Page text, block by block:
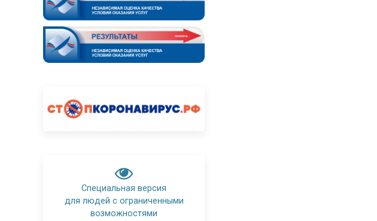
Специальная версия
для людей с ограниченными
возможностями